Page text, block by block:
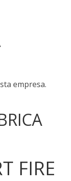
empresa.
FIRE